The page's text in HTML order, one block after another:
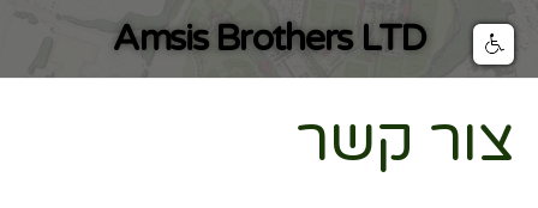
Amsis Brothers LTD
צור קשר